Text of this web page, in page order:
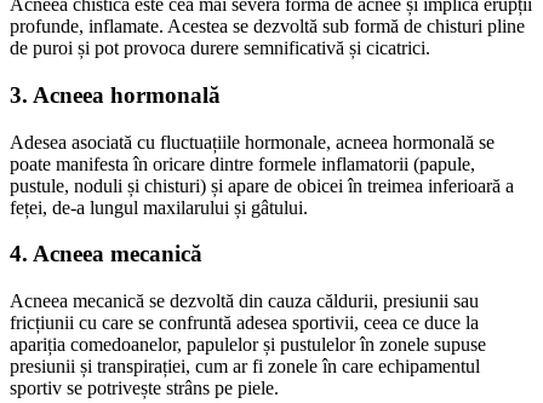
Acneea chistică este cea mai severă formă de acnee și implică erupții
profunde, inflamate. Acestea se dezvoltă sub formă de chisturi pline
de puroi și pot provoca durere semnificativă și cicatrici.
3. Acneea hormonală
Adesea asociată cu fluctuațiile hormonale, acneea hormonală se
poate manifesta în oricare dintre formele inflamatorii (papule,
pustule, noduli și chisturi) și apare de obicei în treimea inferioară a
feței, de-a lungul maxilarului și gâtului.
4. Acneea mecanică
Acneea mecanică se dezvoltă din cauza căldurii, presiunii sau
fricțiunii cu care se confruntă adesea sportivii, ceea ce duce la
apariția comedoanelor, papulelor și pustulelor în zonele supuse
presiunii și transpirației, cum ar fi zonele în care echipamentul
sportiv se potrivește strâns pe piele.